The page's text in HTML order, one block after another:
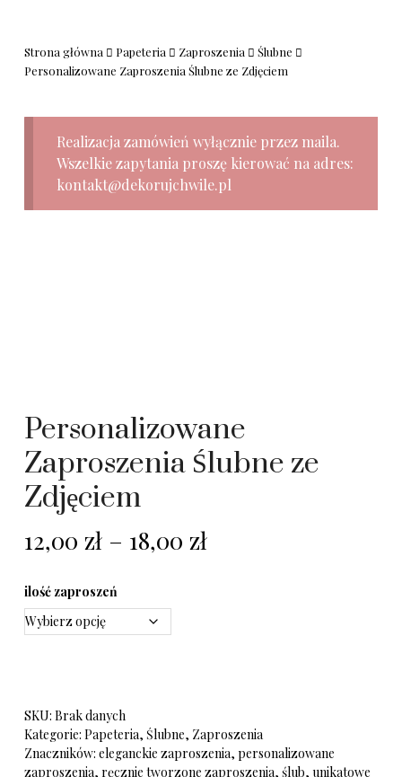
Strona główna Papeteria Zaproszenia
Ślubne
Personalizowane Zaproszenia Ślubne ze Zdjęciem
Realizacja zamówień wyłącznie przez maila.
Wszelkie zapytania proszę kierować na adres:
kontakt@dekorujchwile.pl
Personalizowane
Zaproszenia Ślubne ze
Zdjęciem
12,00 zł – 18,00 zł
ilość zaproszeń
SKU:Brak danych
Kategorie:Papeteria, Ślubne, Zaproszenia
Znaczników:eleganckie zaproszenia,personalizowane
zaproszenia,ręcznie tworzone zaproszenia,ślub,unikatowe